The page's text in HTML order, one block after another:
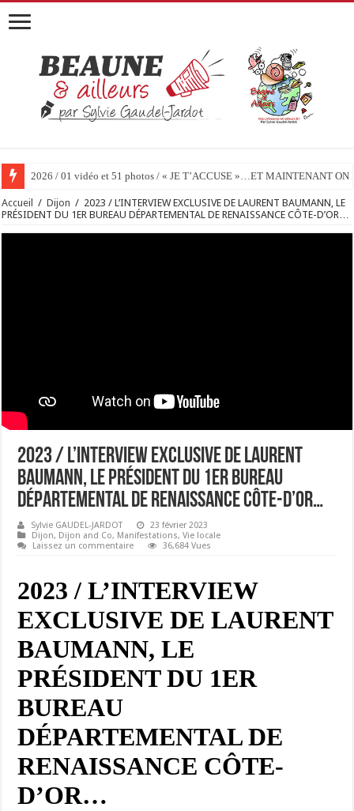
2026 / 01 vidéo et 51 photos / « JE T’ACCUSE »…ET MAINTENANT
Accueil / Dijon / 2023 / L’INTERVIEW EXCLUSIVE DE LAURENT BAUMANN, LE
PRÉSIDENT DU 1ER BUREAU DÉPARTEMENTAL DE RENAISSANCE CÔTE-D’OR…
2023 / L’INTERVIEW EXCLUSIVE DE LAURENT
BAUMANN, LE PRÉSIDENT DU 1ER BUREAU
DÉPARTEMENTAL DE RENAISSANCE CÔTE-D’OR…
Sylvie GAUDEL-JARDOT
23 février 2023
Dijon, Dijon and Co, Manifestations,Vie locale
Laissez un commentaire
36,684 Vues
2023 / L’INTERVIEW
EXCLUSIVE DE LAURENT
BAUMANN, LE
PRÉSIDENT DU 1ER
BUREAU
DÉPARTEMENTAL DE
RENAISSANCE CÔTE-
D’OR…